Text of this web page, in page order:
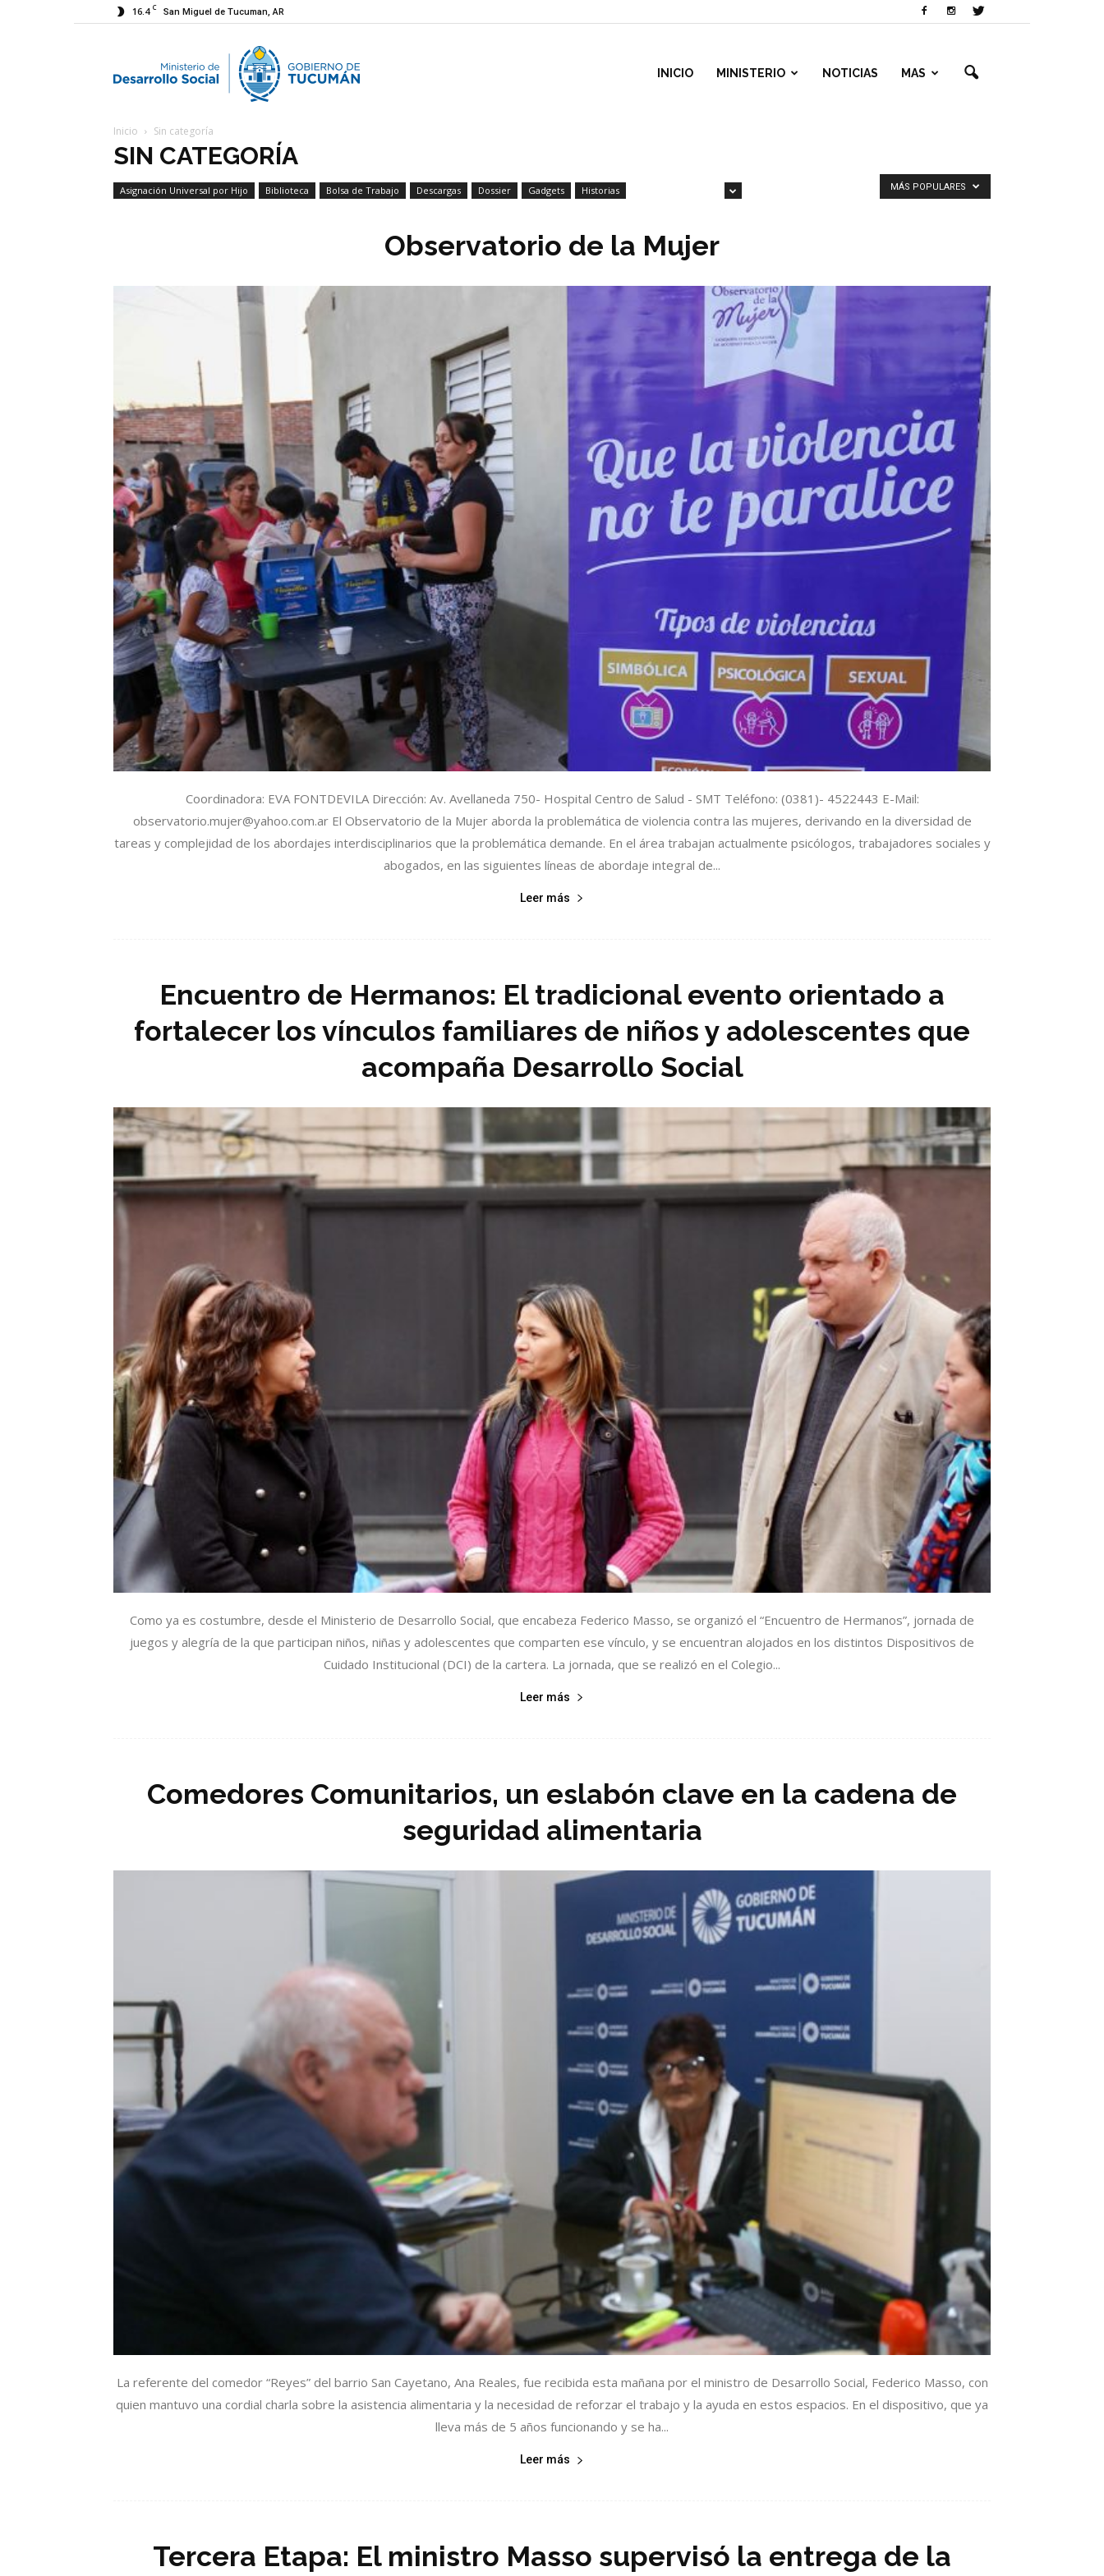
16.4 C San Miguel de Tucuman, AR
Ministerio
Desarrollo
INICIO MINISTERIO NOTICIAS MAS
Inicio Sin categoría
SIN CATEGORÍA
Asignación Universal por Hijo Biblioteca Bolsa de Trabajo Descargas Dossier Gadgets
Historias
MÁS POPULARES
Observatorio de la Mujer
Coordinadora: EVA FONTDEVILA Dirección: Av. Avellaneda 750- Hospital Centro de Salud - SMT Teléfono: (0381)- 4522443 E-Mail:
observatorio.mujer@yahoo.com.ar El Observatorio de la Mujer aborda la problemática de violencia contra las mujeres, derivando en la diversidad de
tareas y complejidad de los abordajes interdisciplinarios que la problemática demande. En el área trabajan actualmente psicólogos, trabajadores sociales y
abogados, en las siguientes líneas de abordaje integral de...
Leer más
Encuentro de Hermanos: El tradicional evento orientado a
fortalecer los vínculos familiares de niños y adolescentes que
acompaña Desarrollo Social
Como ya es costumbre, desde el Ministerio de Desarrollo Social, que encabeza Federico Masso, se organizó el “Encuentro de Hermanos”, jornada de
juegos y alegría de la que participan niños, niñas y adolescentes que comparten ese vínculo, y se encuentran alojados en los distintos Dispositivos de
Cuidado Institucional (DCI) de la cartera. La jornada, que se realizó en el Colegio...
Leer más
Comedores Comunitarios, un eslabón clave en la cadena de
seguridad alimentaria
La referente del comedor “Reyes” del barrio San Cayetano, Ana Reales, fue recibida esta mañana por el ministro de Desarrollo Social, Federico Masso, con
quien mantuvo una cordial charla sobre la asistencia alimentaria y la necesidad de reforzar el trabajo y la ayuda en estos espacios. En el dispositivo, que ya
lleva más de 5 años funcionando y se ha...
Leer más
Tercera Etapa: El ministro Masso supervisó la entrega de la